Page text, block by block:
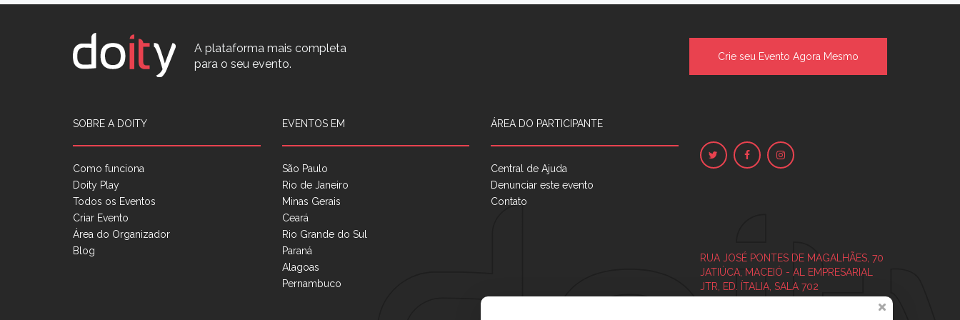
A plataforma mais completa
para o seu evento.
Crie seu Evento Agora Mesmo
SOBRE A DOITY
Como funciona
Doity Play
Todos os Eventos
Criar Evento
Área do Organizador
Blog
EVENTOS EM
São Paulo
Rio de Janeiro
Minas Gerais
Ceará
Rio Grande do Sul
Paraná
Alagoas
Pernambuco
ÁREA DO PARTICIPANTE
Central de Ajuda
Denunciar este evento
Contato
RUA JOSÉ PONTES DE MAGALHÃES, 70
JATIÚCA, MACEIÓ - AL
EMPRESARIAL
JTR, ED. ÍTALIA, SALA 702